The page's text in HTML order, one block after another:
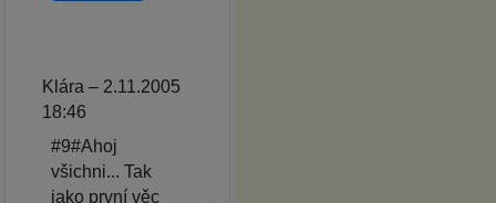
Klára – 2.11.2005
18:46
#9#Ahoj
všichni... Tak
jako první věc